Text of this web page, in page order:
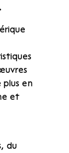
en
et
du